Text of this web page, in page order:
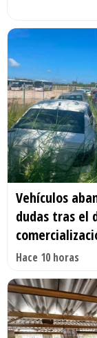
Vehículos
dudas tras el
Hace 10 horas